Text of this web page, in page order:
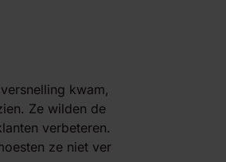
kwam,
Ze wilden de
verbeteren.
ze niet ver